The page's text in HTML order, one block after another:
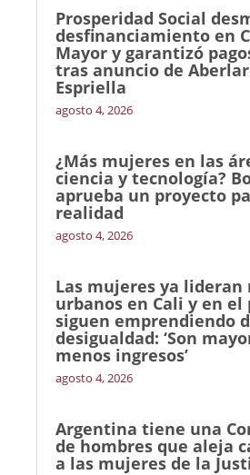
Prosperidad Social
desfinanciamiento en
Mayor y garantizó
tras anuncio de
Espriella
agosto 4, 2026
¿Más mujeres en las
ciencia y tecnología?
aprueba un proyecto
realidad
agosto 4, 2026
Las mujeres ya lideran
urbanos en Cali y en el
siguen emprendiendo
desigualdad: ‘Son
menos ingresos’
agosto 4, 2026
Argentina tiene una
de hombres que aleja
a las mujeres de la